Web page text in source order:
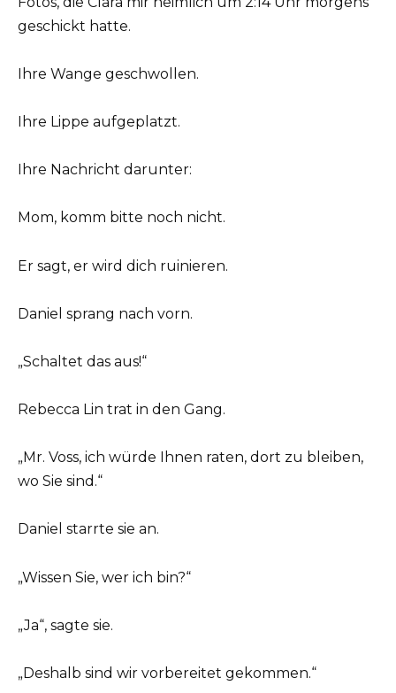
geschickt hatte.
Ihre Wange geschwollen.
Ihre Lippe aufgeplatzt.
Ihre Nachricht darunter:
Mom, komm bitte noch nicht.
Er sagt, er wird dich ruinieren.
Daniel sprang nach vorn.
„Schaltet das aus!“
Rebecca Lin trat in den Gang.
„Mr. Voss, ich würde Ihnen raten, dort zu bleiben,
wo Sie sind.“
Daniel starrte sie an.
„Wissen Sie, wer ich bin?“
„Ja“, sagte sie.
„Deshalb sind wir vorbereitet gekommen.“